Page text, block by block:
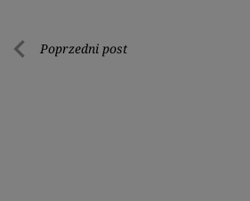
Nawigacja
Poprzedni post